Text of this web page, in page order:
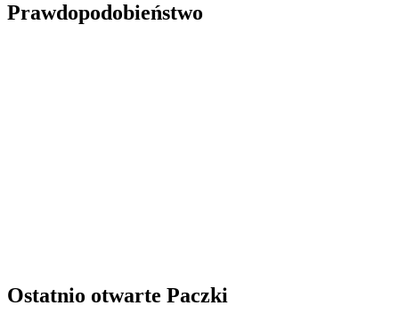
Prawdopodobieństwo
Ostatnio otwarte Paczki